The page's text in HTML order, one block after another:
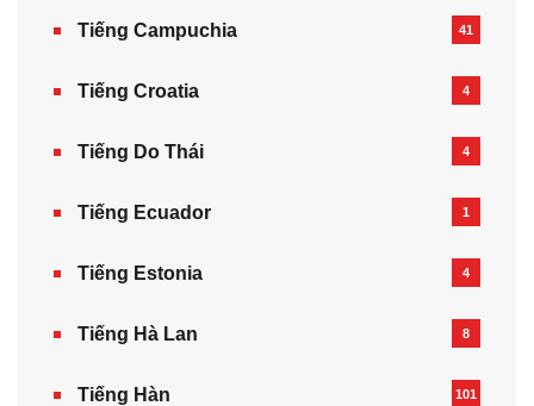
Tiếng Campuchia 41
Tiếng Croatia 4
Tiếng Do Thái 4
Tiếng Ecuador 1
Tiếng Estonia 4
Tiếng Hà Lan 8
Tiếng Hàn 101